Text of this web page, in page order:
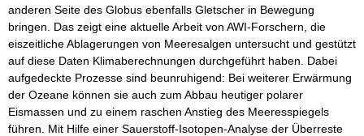
anderen Seite des Globus ebenfalls Gletscher in Bewegung
bringen. Das zeigt eine aktuelle Arbeit von AWI-Forschern, die
eiszeitliche Ablagerungen von Meeresalgen untersucht und gestützt
auf diese Daten Klimaberechnungen durchgeführt haben. Dabei
aufgedeckte Prozesse sind beunruhigend: Bei weiterer Erwärmung
der Ozeane können sie auch zum Abbau heutiger polarer
Eismassen und zu einem raschen Anstieg des Meeresspiegels
führen. Mit Hilfe einer Sauerstoff-Isotopen-Analyse der Überreste